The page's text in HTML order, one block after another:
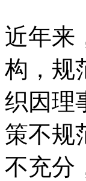
近年来
构，规
织因理
策不规
不充分